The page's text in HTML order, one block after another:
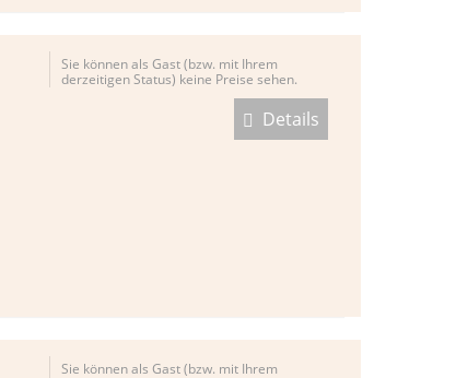
Sie können als Gast (bzw. mit Ihrem
derzeitigen Status) keine Preise sehen.
Details
Sie können als Gast (bzw. mit Ihrem